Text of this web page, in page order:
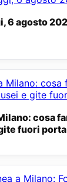
fuori porta